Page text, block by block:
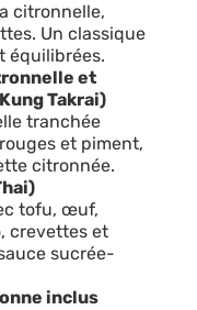
citronnelle,
Un classique
équilibrées.
et
Takrai)
tranchée
et piment,
citronnée.
tofu, œuf,
crevettes et
sucrée-
inclus